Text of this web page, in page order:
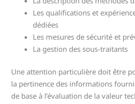
Les qualifications et
dédiées
Les mesures de sécurité et
La gestion des sous-traitants
Une attention particulière doit être
la pertinence des informations
de base à l’évaluation de la valeur